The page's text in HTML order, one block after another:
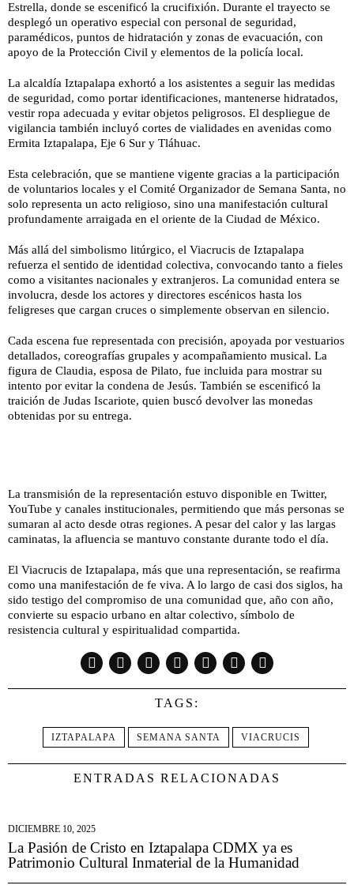
Estrella, donde se escenificó la crucifixión. Durante el trayecto se
desplegó un operativo especial con personal de seguridad,
paramédicos, puntos de hidratación y zonas de evacuación, con
apoyo de la Protección Civil y elementos de la policía local.
La alcaldía Iztapalapa exhortó a los asistentes a seguir las medidas
de seguridad, como portar identificaciones, mantenerse hidratados,
vestir ropa adecuada y evitar objetos peligrosos. El despliegue de
vigilancia también incluyó cortes de vialidades en avenidas como
Ermita Iztapalapa, Eje 6 Sur y Tláhuac.
Esta celebración, que se mantiene vigente gracias a la participación
de voluntarios locales y el Comité Organizador de Semana Santa, no
solo representa un acto religioso, sino una manifestación cultural
profundamente arraigada en el oriente de la Ciudad de México.
Más allá del simbolismo litúrgico, el Viacrucis de Iztapalapa
refuerza el sentido de identidad colectiva, convocando tanto a fieles
como a visitantes nacionales y extranjeros. La comunidad entera se
involucra, desde los actores y directores escénicos hasta los
feligreses que cargan cruces o simplemente observan en silencio.
Cada escena fue representada con precisión, apoyada por vestuarios
detallados, coreografías grupales y acompañamiento musical. La
figura de Claudia, esposa de Pilato, fue incluida para mostrar su
intento por evitar la condena de Jesús. También se escenificó la
traición de Judas Iscariote, quien buscó devolver las monedas
obtenidas por su entrega.
La transmisión de la representación estuvo disponible en Twitter,
YouTube y canales institucionales, permitiendo que más personas se
sumaran al acto desde otras regiones. A pesar del calor y las largas
caminatas, la afluencia se mantuvo constante durante todo el día.
El Viacrucis de Iztapalapa, más que una representación, se reafirma
como una manifestación de fe viva. A lo largo de casi dos siglos, ha
sido testigo del compromiso de una comunidad que, año con año,
convierte su espacio urbano en altar colectivo, símbolo de
resistencia cultural y espiritualidad compartida.
TAGS:
IZTAPALAPA SEMANA SANTA VIACRUCIS
ENTRADAS RELACIONADAS
DICIEMBRE 10, 2025
La Pasión de Cristo en Iztapalapa CDMX ya es
Patrimonio Cultural Inmaterial de la Humanidad